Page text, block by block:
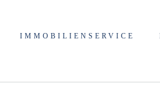
IMMOBILIENSERVICE